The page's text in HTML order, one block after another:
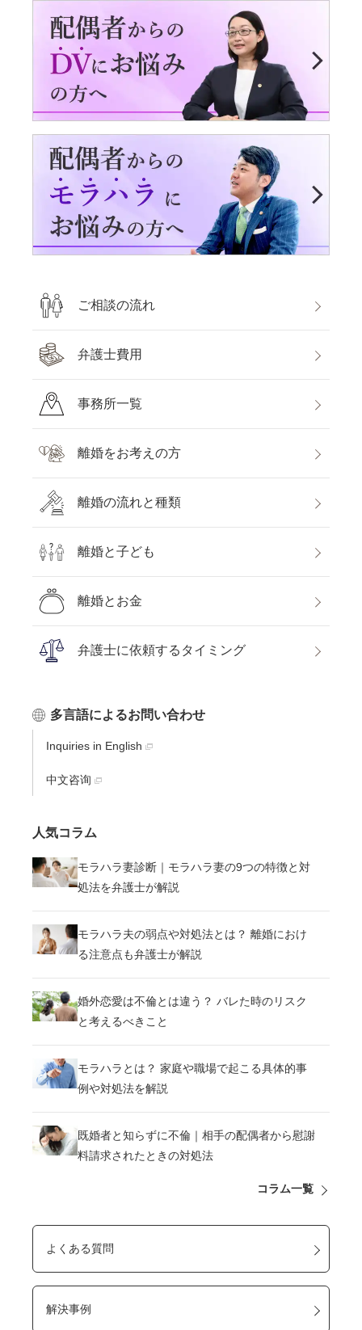
ご相談の流れ
弁護士費用
事務所一覧
離婚をお考えの方
離婚の流れと種類
離婚と子ども
離婚とお金
弁護士に依頼するタイミング
多言語によるお問い合わせ
Inquiries in English
中文咨询
人気コラム
モラハラ妻診断｜モラハラ妻の9つの特徴と対
処法を弁護士が解説
モラハラ夫の弱点や対処法とは？ 離婚におけ
る注意点も弁護士が解説
婚外恋愛は不倫とは違う？ バレた時のリスク
と考えるべきこと
モラハラとは？ 家庭や職場で起こる具体的事
例や対処法を解説
既婚者と知らずに不倫｜相手の配偶者から慰謝
料請求されたときの対処法
コラム一覧
よくある質問
解決事例